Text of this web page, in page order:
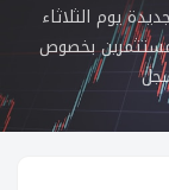
يوم الثلاثاء
بخصوص